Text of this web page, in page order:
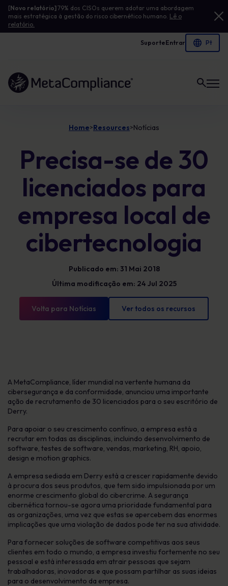
[Novo relatório]79% dos CISOs querem adotar uma abordagem
mais estratégica à gestão do risco cibernético humano. Lê o
relatório.
SuporteEntrar
Ligação à página inicial
Home>Resources>Notícias
Precisa-se de 30
licenciados para
empresa local de
cibertecnologia
Publicado em: 31 Mai 2018
Última modificação em: 24 Jul 2025
Volta para Notícias Ver todos os recursos
A MetaCompliance, líder mundial na vertente humana da
cibersegurança e da conformidade, anunciou uma importante
ação de recrutamento de 30 licenciados para o seu escritório de
Derry.
Para apoiar o seu crescimento contínuo, a empresa está a
recrutar em todas as disciplinas, incluindo desenvolvimento de
software, testes de software, vendas, marketing, RH, apoio,
design e motion graphics.
A empresa sediada em Derry está a crescer rapidamente devido
à procura dos seus produtos, que tem sido impulsionada por um
enorme crescimento global do cibercrime. A segurança
cibernética tornou-se agora uma prioridade fundamental para
as organizações, uma vez que estas se apercebem das enormes
implicações que uma violação de dados pode ter na sua atividade.
Para fornecer soluções de software competitivas aos seus
clientes em todo o mundo, a empresa investiu fortemente no seu
pessoal e está interessada em atrair pessoas que sejam
trabalhadoras, inovadoras e que possam partilhar as suas ideias
para o desenvolvimento da empresa.